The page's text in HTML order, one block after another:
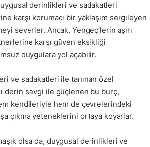
derinlikleri ve sadakatleri
karşı korumacı bir yaklaşım sergileyen
severler. Ancak, Yengeç’lerin aşırı
karşı güven eksikliği
duygulara yol açabilir.
ve sadakatleri ile tanınan özel
derin sevgi ile güçlenen bu burç,
kendileriyle hem de çevrelerindeki
çıkma yeteneklerini ortaya koyarlar.
olsa da, duygusal derinlikleri ve